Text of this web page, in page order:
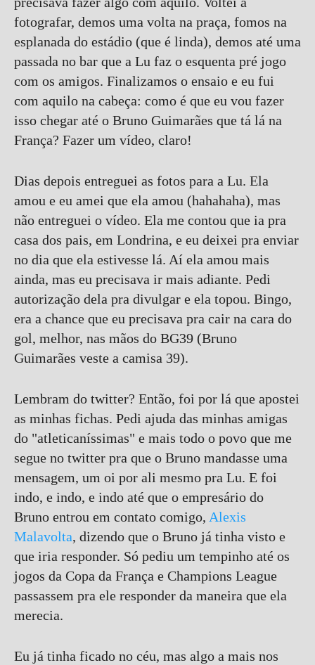
fotografar, demos uma volta na praça, fomos na
esplanada do estádio (que é linda), demos até uma
passada no bar que a Lu faz o esquenta pré jogo
com os amigos. Finalizamos o ensaio e eu fui
com aquilo na cabeça: como é que eu vou fazer
isso chegar até o Bruno Guimarães que tá lá na
França? Fazer um vídeo, claro!
Dias depois entreguei as fotos para a Lu. Ela
amou e eu amei que ela amou (hahahaha), mas
não entreguei o vídeo. Ela me contou que ia pra
casa dos pais, em Londrina, e eu deixei pra enviar
no dia que ela estivesse lá. Aí ela amou mais
ainda, mas eu precisava ir mais adiante. Pedi
autorização dela pra divulgar e ela topou. Bingo,
era a chance que eu precisava pra cair na cara do
gol, melhor, nas mãos do BG39 (Bruno
Guimarães veste a camisa 39).
Lembram do twitter? Então, foi por lá que apostei
as minhas fichas. Pedi ajuda das minhas amigas
do "atleticaníssimas" e mais todo o povo que me
segue no twitter pra que o Bruno mandasse uma
mensagem, um oi por ali mesmo pra Lu. E foi
indo, e indo, e indo até que o empresário do
Bruno entrou em contato comigo, Alexis
Malavolta, dizendo que o Bruno já tinha visto e
que iria responder. Só pediu um tempinho até os
jogos da Copa da França e Champions League
passassem pra ele responder da maneira que ela
merecia.
Eu já tinha ficado no céu, mas algo a mais nos